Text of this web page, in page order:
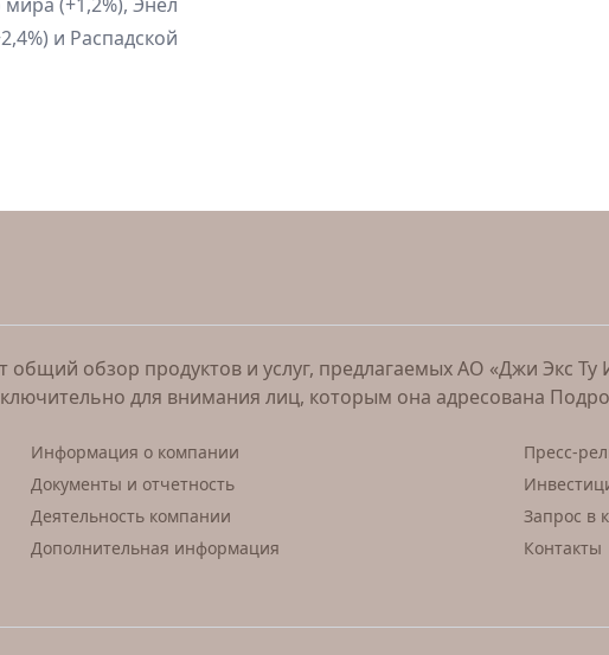
и Распадской
обзор продуктов и услуг, предлагаемых АО «Джи Экс Ту
для внимания лиц, которым она адресована
Информация о компании
Документы и отчетность
Деятельность компании
Дополнительная информация
Пресс-
Запрос в
Контакты